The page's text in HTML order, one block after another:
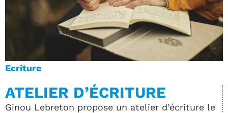
Ecriture
ATELIER D’ÉCRITURE
Ginou Lebreton propose un atelier d’écriture le